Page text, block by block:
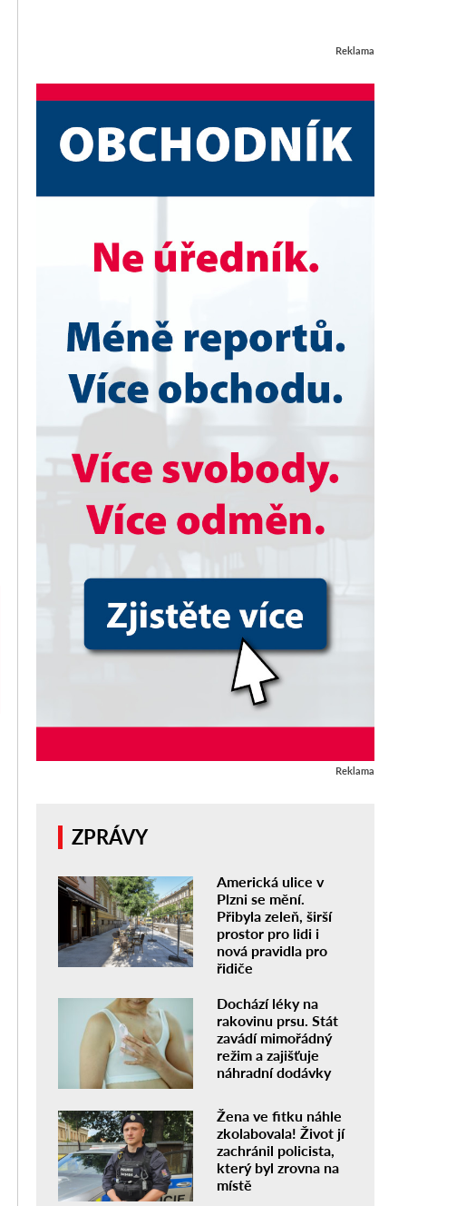
Reklama
Reklama
ZPRÁVY
Americká ulice v
Plzni se mění.
Přibyla zeleň, širší
prostor pro lidi i
nová pravidla pro
řidiče
Dochází léky na
rakovinu prsu. Stát
zavádí mimořádný
režim a zajišťuje
náhradní dodávky
Žena ve fitku náhle
zkolabovala! Život jí
zachránil policista,
který byl zrovna na
místě